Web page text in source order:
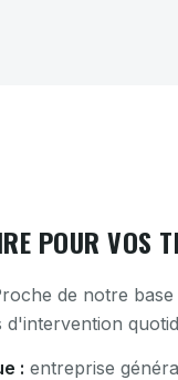
POUR VOS
de notre base
: entreprise